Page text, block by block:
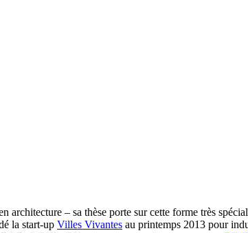
– sa thèse porte sur cette forme très
la start-up Villes Vivantes au printemps 2013 pour